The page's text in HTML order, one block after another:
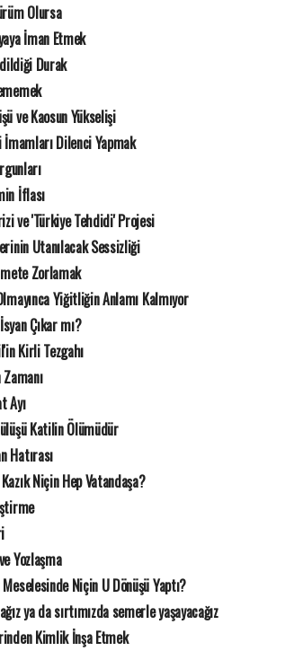
Olursa
İman Etmek
Durak
ve Kaosun Yükselişi
Dilenci Yapmak
İflası
ve 'Türkiye Tehdidi' Projesi
Utanılacak Sessizliği
Zorlamak
Yiğitliğin Anlamı Kalmıyor
Çıkar mı?
Kirli Tezgahı
Ayı
Katilin Ölümüdür
Hatırası
Niçin Hep Vatandaşa?
Yozlaşma
Niçin U Dönüşü Yaptı?
ya da sırtımızda semerle yaşayacağız
Kimlik İnşa Etmek